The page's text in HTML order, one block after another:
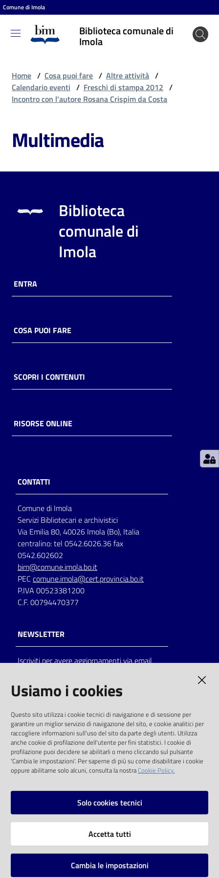
Vai al contenuto
Vai alla navigazione
Vai al footer
Comune di Imola
Biblioteca comunale di
Imola
Biblioteca
comunale
Cosa
fare
Scopri
online
Piani
Decentrate
Seguici
su
on line
Eventi
Chiedi al
bibliotecario
Avvisi
Home / Cosa puoi fare / Altre attività /
Calendario eventi / Freschi di stampa 2012 /
Incontro con l'autore Rosana Crispim da Costa
Multimedia
Biblioteca
comunale di
Imola
ENTRA
COSA PUOI FARE
SCOPRI I CONTENUTI
RISORSE ONLINE
CONTATTI
Comune di Imola
Servizi Bibliotecari e archivistici
Via Emilia 80, 40026 Imola (Bo), Italia
centralino: tel 0542.6026.36 fax
0542.602602
bim@comune.imola.bo.it
PEC comune.imola@cert.provincia.bo.it
P.IVA 00523381200
C.F. 00794470377
NEWSLETTER
Iscriviti per avere aggiornamenti via email
solo alle condizioni previste dalla direttiva
comunitaria 2003/98/CE e dal d.lgs. 36/2006
SOCIAL
Instagram
Vai alla pagina
Usiamo i cookies
Questo sito utilizza i cookie tecnici di navigazione e di sessione per
garantire un miglior servizio di navigazione del sito, e cookie analitici per
raccogliere informazioni sull'uso del sito da parte degli utenti. Utilizza
anche cookie di profilazione dell'utente per fini statistici. I cookie di
profilazione puoi decidere se abilitarli o meno cliccando sul pulsante
'Cambia le impostazioni'. Per saperne di più su come disabilitare i cookie
oppure abilitarne solo alcuni, consulta la nostraCookie Policy.
Solo cookies tecnici
Accetta tutti
Cambia le impostazioni